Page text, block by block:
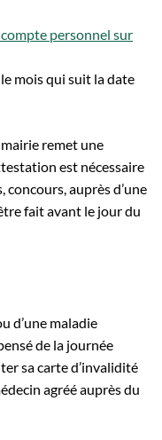
personnel sur
un nouvel onglet)
mois qui suit la date
remet une
est nécessaire
auprès d’une
fait avant le jour du
d’une maladie
de la journée
sa carte d’invalidité
agréé auprès du